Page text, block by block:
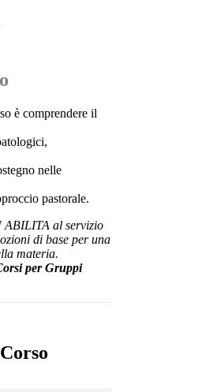
è comprendere il
nelle
pastorale.
ABILITA al servizio
di base per una
materia.
per Gruppi